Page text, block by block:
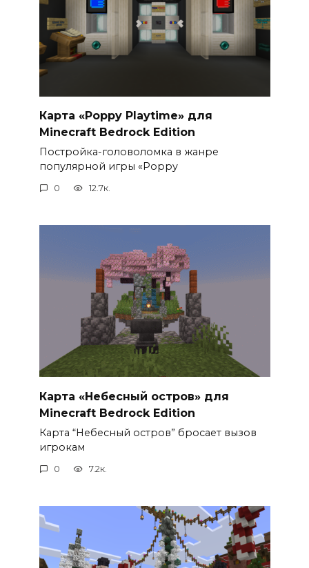
Карта «Poppy Playtime» для
Minecraft Bedrock Edition
Постройка-головоломка в жанре
популярной игры «Poppy
0 12.7к.
Карта «Небесный остров» для
Minecraft Bedrock Edition
Карта “Небесный остров” бросает вызов
игрокам
0 7.2к.